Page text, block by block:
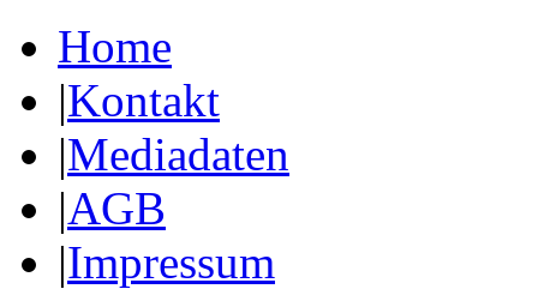
Home
|Kontakt
|Mediadaten
|AGB
|Impressum